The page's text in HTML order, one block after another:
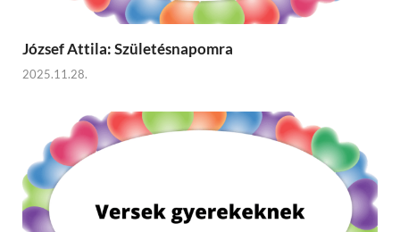
József Attila: Születésnapomra
2025.11.28.